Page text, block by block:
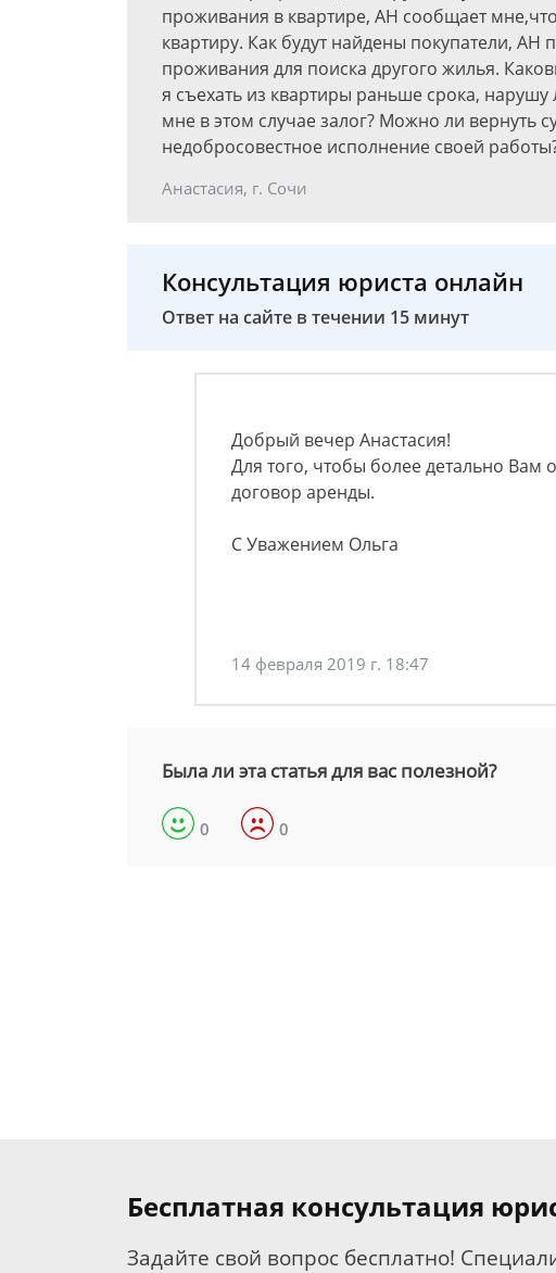
проживания в квартире, АН сообщает
квартиру. Как будут найдены покупатели, АН
проживания для поиска другого жилья.
я съехать из квартиры раньше срока,
мне в этом случае залог? Можно ли вернуть
недобросовестное исполнение своей
Анастасия, г. Сочи
Консультация юриста онлайн
Ответ на сайте в течении 15 минут
Добрый вечер Анастасия!
Для того, чтобы более детально Вам
договор аренды.
С Уважением Ольга
14 февраля 2019 г. 18:47
Была ли эта статья для вас полезной?
0 0
Бесплатная консультация
Задайте свой вопрос бесплатно!